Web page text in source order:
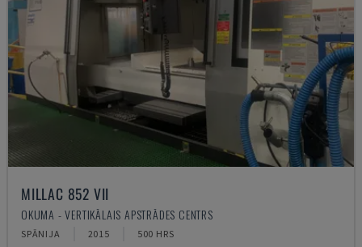
MILLAC 852 VII
OKUMA - VERTIKĀLAIS APSTRĀDES CENTRS
SPĀNIJA 2015 500 HRS